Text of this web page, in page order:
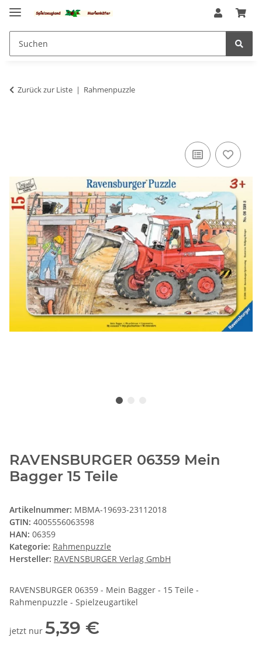
Zurück zur Liste Rahmenpuzzle
RAVENSBURGER 06359 Mein
Bagger 15 Teile
Artikelnummer: MBMA-19693-23112018
GTIN: 4005556063598
HAN: 06359
Kategorie: Rahmenpuzzle
Hersteller: RAVENSBURGER Verlag GmbH
RAVENSBURGER 06359 - Mein Bagger - 15 Teile -
Rahmenpuzzle - Spielzeugartikel
jetzt nur 5,39 €